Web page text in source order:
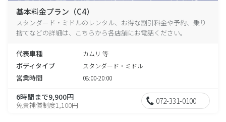
基本料金プラン（C4）
スタンダード・ミドルのレンタル、お得な割引料金や予約、乗り
捨てなどの詳細は、こちらから各店舗にお電話ください。
代表車種 カムリ 等
ボディタイプ スタンダード・ミドル
営業時間 08:00-20:00
6時間まで9,900円
免責補償制度1,100円 072-331-0100